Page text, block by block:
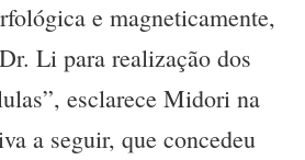
e magneticamente,
Li para realização dos
esclarece Midori na
a seguir, que concedeu